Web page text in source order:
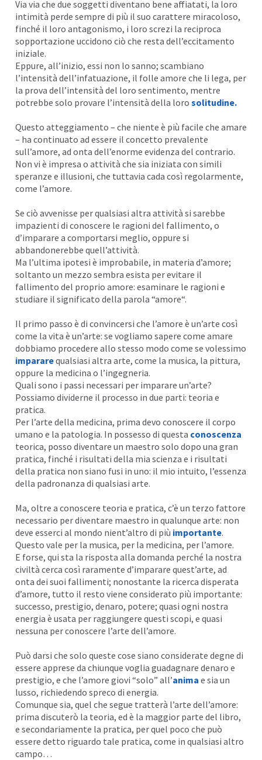
Via via che due soggetti diventano bene affiatati, la loro
intimità perde sempre di più il suo carattere miracoloso,
finché il loro antagonismo, i loro screzi la reciproca
sopportazione uccidono ciò che resta dell’eccitamento
iniziale.
Eppure, all’inizio, essi non lo sanno; scambiano
l’intensità dell’infatuazione, il folle amore che li lega, per
la prova dell’intensità del loro sentimento, mentre
potrebbe solo provare l’intensità della loro solitudine.
Questo atteggiamento – che niente è più facile che amare
– ha continuato ad essere il concetto prevalente
sull’amore, ad onta dell’enorme evidenza del contrario.
Non vi è impresa o attività che sia iniziata con simili
speranze e illusioni, che tuttavia cada così regolarmente,
come l’amore.
Se ciò avvenisse per qualsiasi altra attività si sarebbe
impazienti di conoscere le ragioni del fallimento, o
d’imparare a comportarsi meglio, oppure si
abbandonerebbe quell’attività.
Ma l’ultima ipotesi è improbabile, in materia d’amore;
soltanto un mezzo sembra esista per evitare il
fallimento del proprio amore: esaminare le ragioni e
studiare il significato della parola “amore“.
Il primo passo è di convincersi che l’amore è un’arte così
come la vita è un’arte: se vogliamo sapere come amare
dobbiamo procedere allo stesso modo come se volessimo
impararequalsiasi altra arte, come la musica, la pittura,
oppure la medicina o l’ingegneria.
Quali sono i passi necessari per imparare un’arte?
Possiamo dividerne il processo in due parti: teoria e
pratica.
Per l’arte della medicina, prima devo conoscere il corpo
umano e la patologia. In possesso di questa conoscenza
teorica, posso diventare un maestro solo dopo una gran
pratica, finché i risultati della mia scienza e i risultati
della pratica non siano fusi in uno: il mio intuito, l’essenza
della padronanza di qualsiasi arte.
Ma, oltre a conoscere teoria e pratica, c’è un terzo fattore
necessario per diventare maestro in qualunque arte: non
deve esserci al mondo nient’altro di più importante.
Questo vale per la musica, per la medicina, per l’amore.
E forse, qui sta la risposta alla domanda perché la nostra
civiltà cerca così raramente d’imparare quest’arte, ad
onta dei suoi fallimenti; nonostante la ricerca disperata
d’amore, tutto il resto viene considerato più importante:
successo, prestigio, denaro, potere; quasi ogni nostra
energia è usata per raggiungere questi scopi, e quasi
nessuna per conoscere l’arte dell’amore.
Può darsi che solo queste cose siano considerate degne di
essere apprese da chiunque voglia guadagnare denaro e
prestigio, e che l’amore giovi “solo” all’anima e sia un
lusso, richiedendo spreco di energia.
Comunque sia, quel che segue tratterà l’arte dell’amore:
prima discuterò la teoria, ed è la maggior parte del libro,
e secondariamente la pratica, per quel poco che può
essere detto riguardo tale pratica, come in qualsiasi altro
campo…